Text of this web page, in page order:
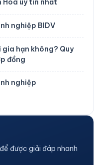
Hoà uy tín nhất
nghiệp BIDV
hạn không? Quy
đồng
nghiệp
được giải đáp nhanh